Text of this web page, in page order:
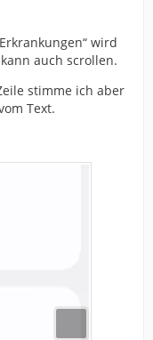
wird
auch scrollen.
stimme ich aber
Text.